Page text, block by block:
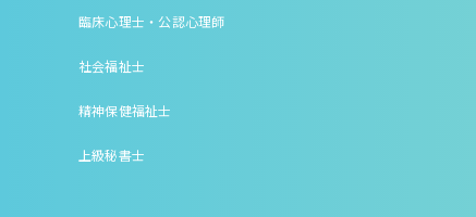
臨床心理士・公認心理師
社会福祉士
精神保健福祉士
上級秘書士